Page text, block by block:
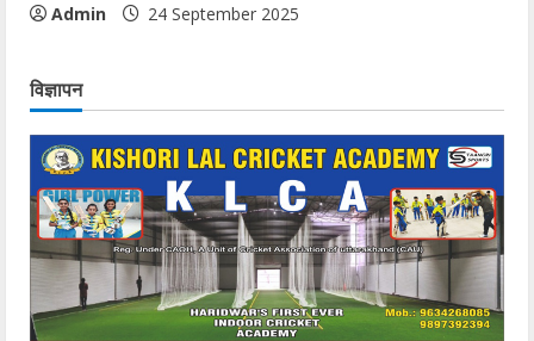
Admin 24 September 2025
विज्ञापन